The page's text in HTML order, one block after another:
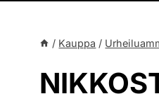
/ Kauppa /